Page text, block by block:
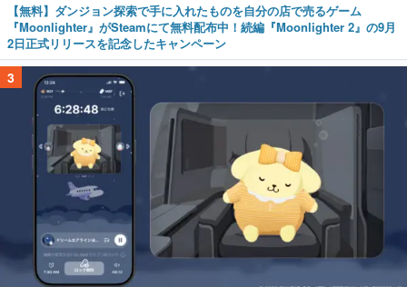
【無料】ダンジョン探索で手に入れたものを自分の店で売るゲーム
『Moonlighter』がSteamにて無料配布中！続編『Moonlighter 2』の9月
2日正式リリースを記念したキャンペーン
3